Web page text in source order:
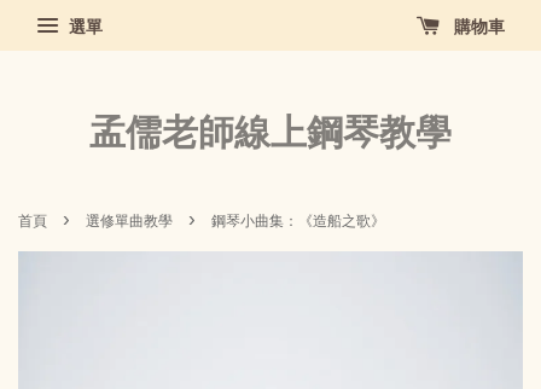
選單 購物車
孟儒老師線上鋼琴教學
首頁 › 選修單曲教學 › 鋼琴小曲集：《造船之歌》